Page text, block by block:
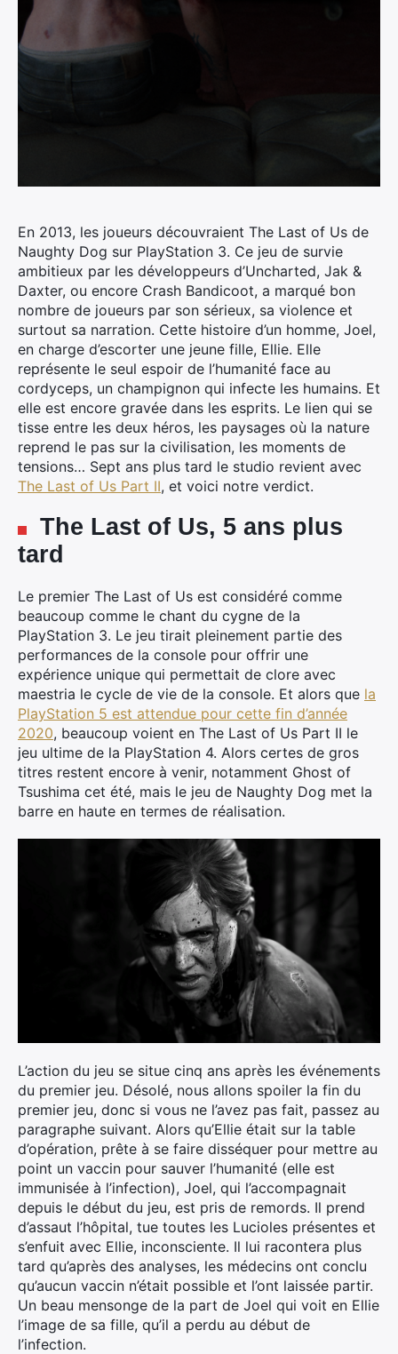
En 2013, les joueurs découvraient The Last of Us de
Naughty Dog sur PlayStation 3. Ce jeu de survie
ambitieux par les développeurs d’Uncharted, Jak &
Daxter, ou encore Crash Bandicoot, a marqué bon
nombre de joueurs par son sérieux, sa violence et
surtout sa narration. Cette histoire d’un homme, Joel,
en charge d’escorter une jeune fille, Ellie. Elle
représente le seul espoir de l’humanité face au
cordyceps, un champignon qui infecte les humains. Et
elle est encore gravée dans les esprits. Le lien qui se
tisse entre les deux héros, les paysages où la nature
reprend le pas sur la civilisation, les moments de
tensions… Sept ans plus tard le studio revient avec
The Last of Us Part II, et voici notre verdict.
The Last of Us, 5 ans plus
tard
Le premier The Last of Us est considéré comme
beaucoup comme le chant du cygne de la
PlayStation 3. Le jeu tirait pleinement partie des
performances de la console pour offrir une
expérience unique qui permettait de clore avec
maestria le cycle de vie de la console. Et alors que la
PlayStation 5 est attendue pour cette fin d’année
2020, beaucoup voient en The Last of Us Part II le
jeu ultime de la PlayStation 4. Alors certes de gros
titres restent encore à venir, notamment Ghost of
Tsushima cet été, mais le jeu de Naughty Dog met la
barre en haute en termes de réalisation.
L’action du jeu se situe cinq ans après les événements
du premier jeu. Désolé, nous allons spoiler la fin du
premier jeu, donc si vous ne l’avez pas fait, passez au
paragraphe suivant. Alors qu’Ellie était sur la table
d’opération, prête à se faire disséquer pour mettre au
point un vaccin pour sauver l’humanité (elle est
immunisée à l’infection), Joel, qui l’accompagnait
depuis le début du jeu, est pris de remords. Il prend
d’assaut l’hôpital, tue toutes les Lucioles présentes et
s’enfuit avec Ellie, inconsciente. Il lui racontera plus
tard qu’après des analyses, les médecins ont conclu
qu’aucun vaccin n’était possible et l’ont laissée partir.
Un beau mensonge de la part de Joel qui voit en Ellie
l’image de sa fille, qu’il a perdu au début de
l’infection.